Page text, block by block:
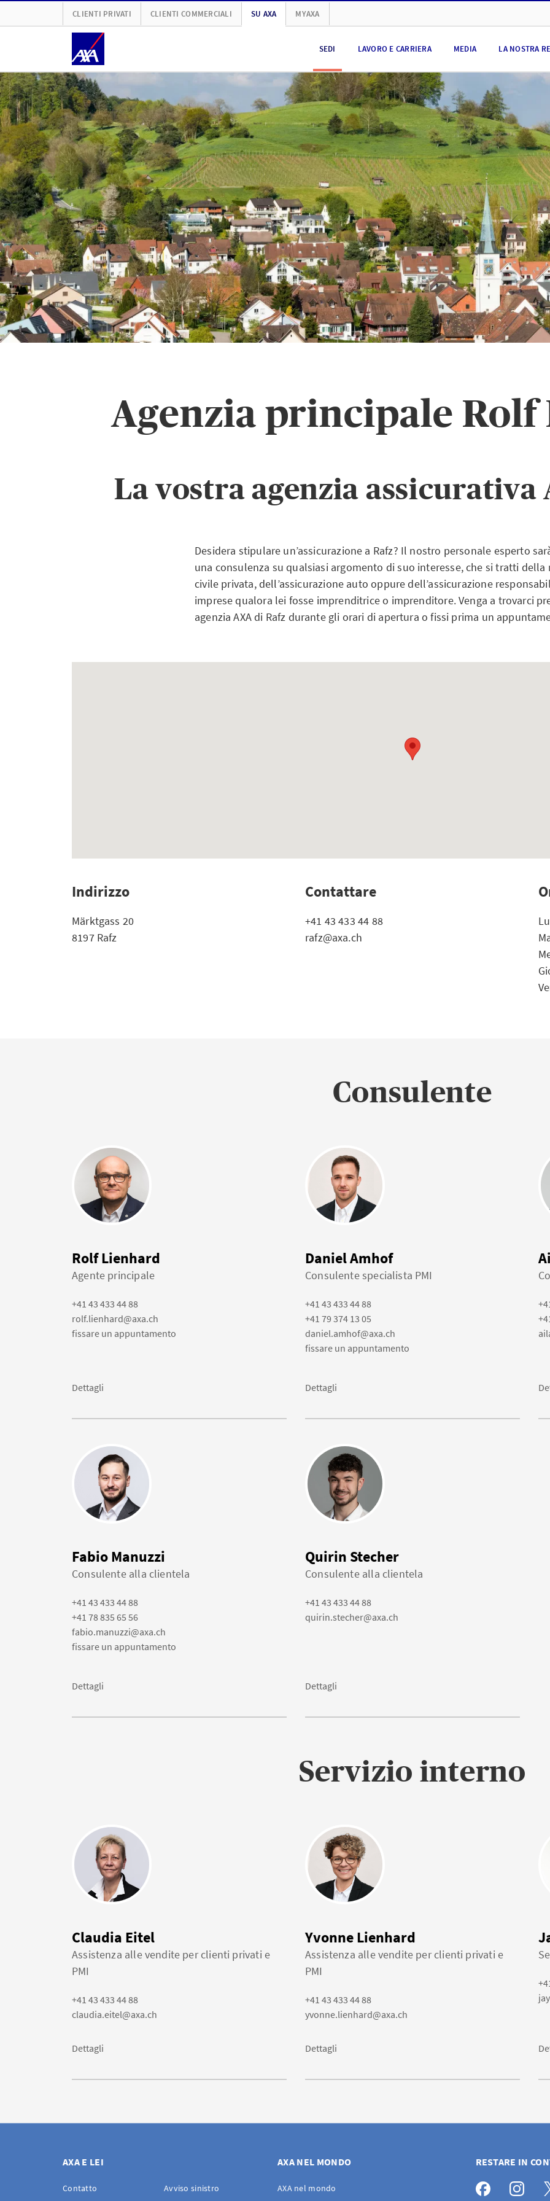
CLIENTI PRIVATI CLIENTI COMMERCIALI SU AXA MYAXA
SEDI LAVORO E CARRIERA MEDIA LA NOSTRA
Agenzia principale
La vostra agenzia assicurativa
Desidera stipulare un’assicurazione a Rafz? Il nostro personale esperto
una consulenza su qualsiasi argomento di suo interesse, che si tratti della
civile privata, dell’assicurazione auto oppure dell’assicurazione
imprese qualora lei fosse imprenditrice o imprenditore. Venga a trovarci
agenzia AXA di Rafz durante gli orari di apertura o fissi prima un
Indirizzo
Märktgass 20
8197 Rafz
Contattare
+41 43 433 44 88
rafz@axa.ch
Consulente
Rolf Lienhard
Agente principale
+41 43 433 44 88
rolf.lienhard@axa.ch
fissare un appuntamento
Dettagli
Daniel Amhof
Consulente specialista PMI
+41 43 433 44 88
+41 79 374 13 05
daniel.amhof@axa.ch
fissare un appuntamento
Dettagli
Fabio Manuzzi
Consulente alla clientela
+41 43 433 44 88
+41 78 835 65 56
fabio.manuzzi@axa.ch
fissare un appuntamento
Dettagli
Quirin Stecher
Consulente alla clientela
+41 43 433 44 88
quirin.stecher@axa.ch
Dettagli
Servizio interno
Claudia Eitel
Assistenza alle vendite per clienti privati e
PMI
+41 43 433 44 88
claudia.eitel@axa.ch
Dettagli
Yvonne Lienhard
Assistenza alle vendite per clienti privati e
PMI
+41 43 433 44 88
yvonne.lienhard@axa.ch
Dettagli
AXA E LEI
Contatto Avviso sinistro
AXA NEL MONDO
AXA nel mondo
RESTARE IN